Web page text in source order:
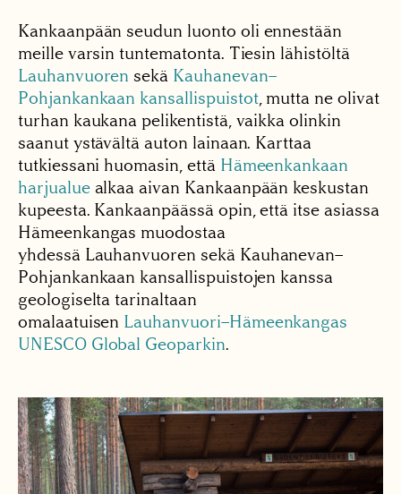
Kankaanpään seudun luonto oli ennestään
meille varsin tuntematonta. Tiesin lähistöltä
Lauhanvuoren sekä Kauhanevan–
Pohjankankaan kansallispuistot, mutta ne olivat
turhan kaukana pelikentistä, vaikka olinkin
saanut ystävältä auton lainaan. Karttaa
tutkiessani huomasin, että Hämeenkankaan
harjualuealkaa aivan Kankaanpään keskustan
kupeesta. Kankaanpäässä opin, että itse asiassa
Hämeenkangas muodostaa
yhdessä Lauhanvuoren sekä Kauhanevan–
Pohjankankaan kansallispuistojen kanssa
geologiselta tarinaltaan
omalaatuisen Lauhanvuori–Hämeenkangas
UNESCO Global Geoparkin.